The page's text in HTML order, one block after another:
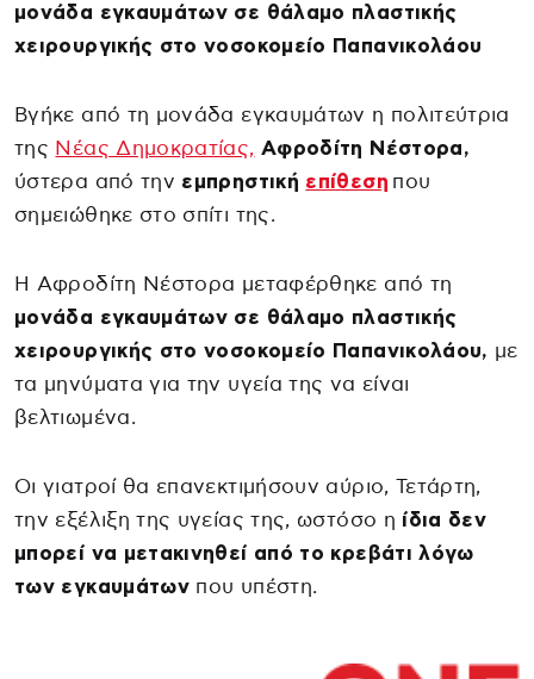
μονάδα εγκαυμάτων σε θάλαμο πλαστικής
χειρουργικής στο νοσοκομείο Παπανικολάου
Βγήκε από τη μονάδα εγκαυμάτων η πολιτεύτρια
της Νέας Δημοκρατίας, Αφροδίτη Νέστορα,
ύστερα από την εμπρηστική επίθεση που
σημειώθηκε στο σπίτι της.
Η Αφροδίτη Νέστορα μεταφέρθηκε από τη
μονάδα εγκαυμάτων σε θάλαμο πλαστικής
χειρουργικής στο νοσοκομείο Παπανικολάου, με
τα μηνύματα για την υγεία της να είναι
βελτιωμένα.
Οι γιατροί θα επανεκτιμήσουν αύριο, Τετάρτη,
την εξέλιξη της υγείας της, ωστόσο η ίδια δεν
μπορεί να μετακινηθεί από το κρεβάτι λόγω
των εγκαυμάτων που υπέστη.